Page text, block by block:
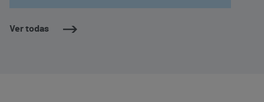
Ver todas
vacunal